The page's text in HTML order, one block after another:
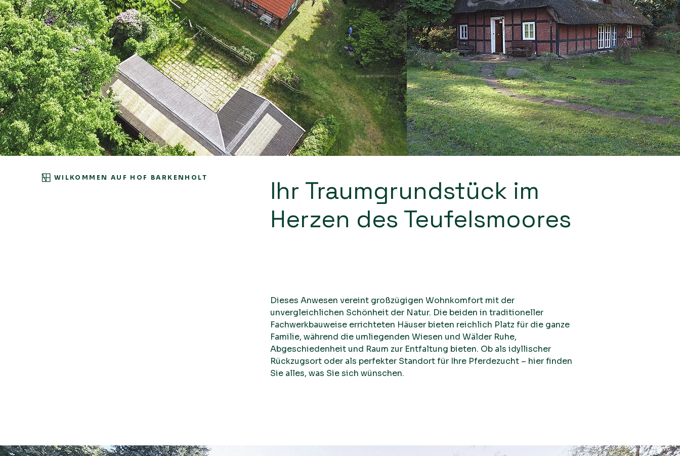
WILKOMMEN AUF HOF BARKENHOLT
Ihr Traumgrundstück im
Herzen des Teufelsmoores
Dieses Anwesen vereint großzügigen Wohnkomfort mit der
unvergleichlichen Schönheit der Natur. Die beiden in traditioneller
Fachwerkbauweise errichteten Häuser bieten reichlich Platz für die ganze
Familie, während die umliegenden Wiesen und Wälder Ruhe,
Abgeschiedenheit und Raum zur Entfaltung bieten. Ob als idyllischer
Rückzugsort oder als perfekter Standort für Ihre Pferdezucht – hier finden
Sie alles, was Sie sich wünschen.